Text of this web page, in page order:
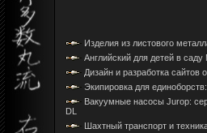
Изделия из листового
Английский для детей в саду
Дизайн и разработка сайтов
Экипировка для
Вакуумные насосы Jurop:
DL
Шахтный транспорт и